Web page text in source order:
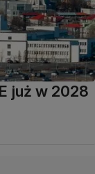
już w 2028